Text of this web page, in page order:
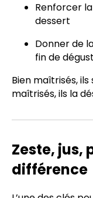
Renforcer la
dessert
Donner de
fin de
Bien maîtrisés,
maîtrisés, ils la
Zeste, jus,
différence